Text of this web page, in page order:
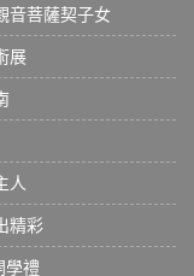
音菩薩契子女
展
人
精彩
學禮